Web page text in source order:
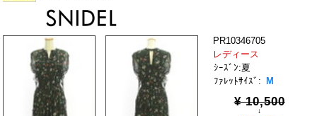
PR10346705
レディース
ｼｰｽﾞﾝ:夏
ﾌｧﾚｯﾄｻｲｽﾞ:
M
¥ 10,500
↓